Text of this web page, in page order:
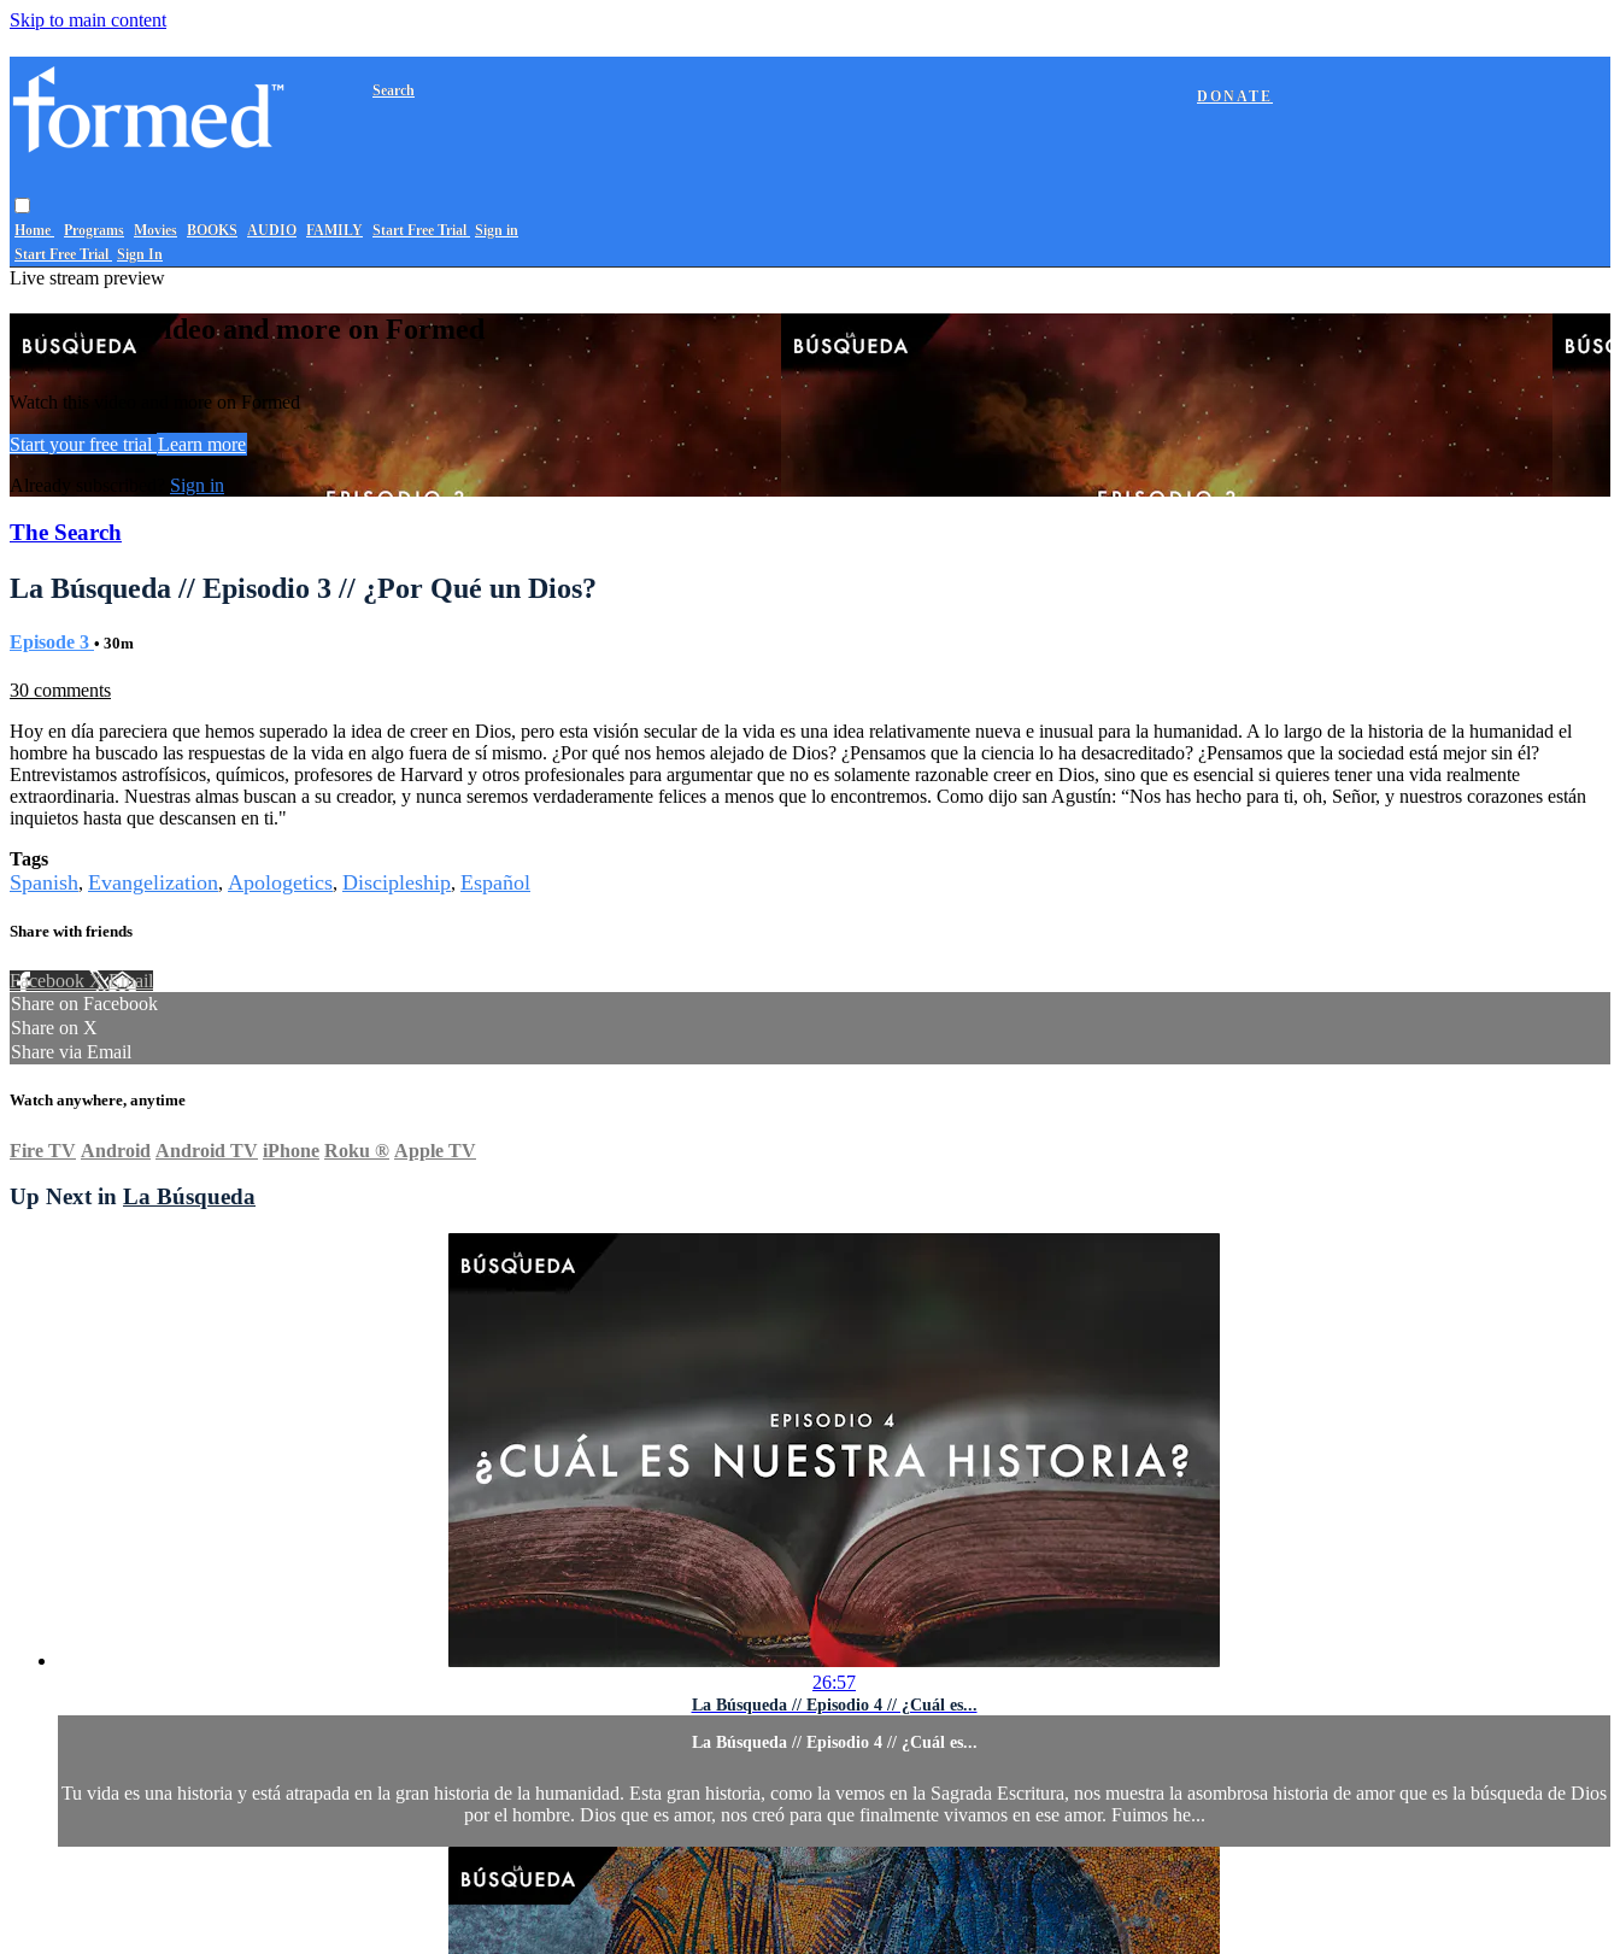
Skip to main content
Home Programs Movies BOOKS AUDIO FAMILY
DONATE
Search
Start Free Trial Sign in
Start Free Trial Sign In
Live stream preview
Watch this video and more on Formed
Watch this video and more on Formed
Start your free trial Learn more
Already subscribed? Sign in
The Search
La Búsqueda // Episodio 3 // ¿Por Qué un Dios?
Episode 3 • 30m
30 comments
Hoy en día pareciera que hemos superado la idea de creer en Dios, pero esta visión secular de la vida es una idea relativamente nueva e inusual para la humanidad. A lo largo de la historia de la humanidad el
hombre ha buscado las respuestas de la vida en algo fuera de sí mismo. ¿Por qué nos hemos alejado de Dios? ¿Pensamos que la ciencia lo ha desacreditado? ¿Pensamos que la sociedad está mejor sin él?
Entrevistamos astrofísicos, químicos, profesores de Harvard y otros profesionales para argumentar que no es solamente razonable creer en Dios, sino que es esencial si quieres tener una vida realmente
extraordinaria. Nuestras almas buscan a su creador, y nunca seremos verdaderamente felices a menos que lo encontremos. Como dijo san Agustín: “Nos has hecho para ti, oh, Señor, y nuestros corazones están
inquietos hasta que descansen en ti."
Tags
Spanish, Evangelization, Apologetics, Discipleship, Español
Share with friends
Facebook XEmail
Share on Facebook
Share on X
Share via Email
Watch anywhere, anytime
Fire TV Android Android TV iPhone Roku ® Apple TV
Up Next in La Búsqueda
26:57
La Búsqueda // Episodio 4 // ¿Cuál es...
La Búsqueda // Episodio 4 // ¿Cuál es...
Tu vida es una historia y está atrapada en la gran historia de la humanidad. Esta gran historia, como la vemos en la Sagrada Escritura, nos muestra la asombrosa historia de amor que es la búsqueda de Dios
por el hombre. Dios que es amor, nos creó para que finalmente vivamos en ese amor. Fuimos he...